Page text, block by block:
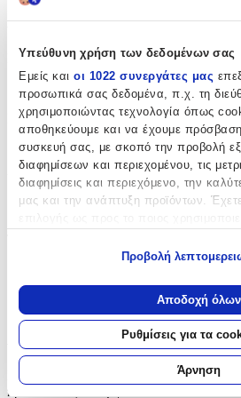
Υπεύθυνη χρήση των δεδομένων σας
Εμείς και οι 1022 συνεργάτες μας
προσωπικά σας δεδομένα, π.χ. τη
χρησιμοποιώντας τεχνολογία όπως
αποθηκεύουμε και να έχουμε
συσκευή σας, με σκοπό την προβολή
διαφημίσεων και περιεχομένου, τις
διαφημίσεις και περιεχόμενο, την
μας και την ανάπτυξη προϊόντων.
Να συλλέξουμε πληροφορίες
σας τοποθεσία, οι οποίες μπορεί να
απόσταση μερικών μέτρων
Να αναγνωρίσουμε τη συσκευή
για συγκεκριμένα χαρακτηριστικά
Μάθετε περισσότερα σχετικά με τον
Προβολή
Αποδοχή όλων
Ρυθμίσεις για τα
Άρνηση
Χαρακτηριστικά
Κατασκευαστής:
Plus Plus
Ηλικία:
5+ Ετών
Υλικό:
Πλαστικά
Αξιολογήσεις
Προς το παρόν δεν υπάρχουν άλλες
προστεθούν, θα εμφανιστούν εδώ.